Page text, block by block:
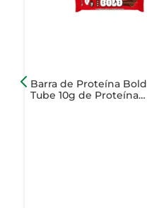
Barra de Proteína Bold
Tube 10g de Proteína